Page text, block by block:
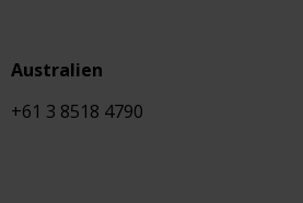
Australien
+61 3 8518 4790